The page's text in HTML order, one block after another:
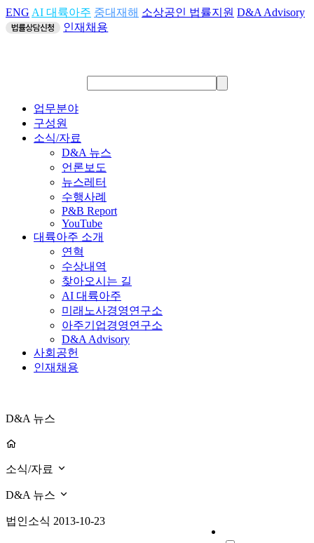
ENG AI 대륙아주 중대재해 소상공인 법률지원 D&A Advisory
인재채용
업무분야
구성원
소식/자료
D&A 뉴스
언론보도
뉴스레터
수행사례
P&B Report
YouTube
대륙아주 소개
연혁
수상내역
찾아오시는 길
AI 대륙아주
미래노사경영연구소
아주기업경영연구소
D&A Advisory
사회공헌
인재채용
D&A 뉴스
소식/자료
D&A 뉴스
법인소식 2013-10-23